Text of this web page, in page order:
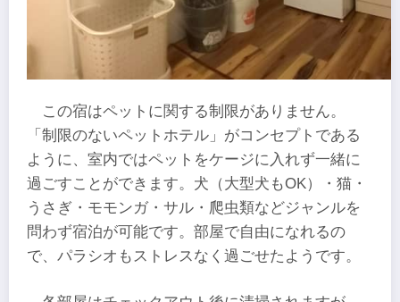
この宿はペットに関する制限がありません。
「制限のないペットホテル」がコンセプトである
ように、室内ではペットをケージに入れず一緒に
過ごすことができます。犬（大型犬もOK）・猫・
うさぎ・モモンガ・サル・爬虫類などジャンルを
問わず宿泊が可能です。部屋で自由になれるの
で、パラシオもストレスなく過ごせたようです。